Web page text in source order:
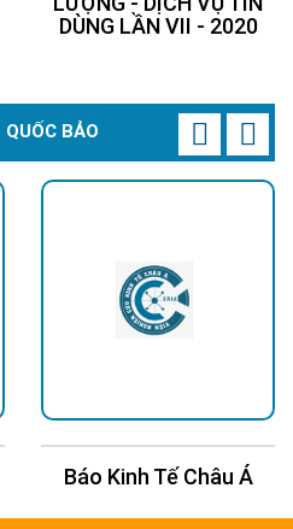
DÙNG LẦN VII - 2020
BẢO
Báo Kinh Tế Châu Á